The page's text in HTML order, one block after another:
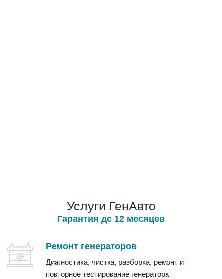
Услуги ГенАвто
Гарантия до 12 месяцев
Ремонт генераторов
Диагностика, чистка, разборка, ремонт и
повторное тестирование генератора